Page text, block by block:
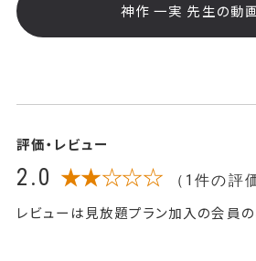
神作 一実 先生の動
評価・レビュー
2.0 ★★☆☆☆ （1件の評
レビューは見放題プラン加入の会員の